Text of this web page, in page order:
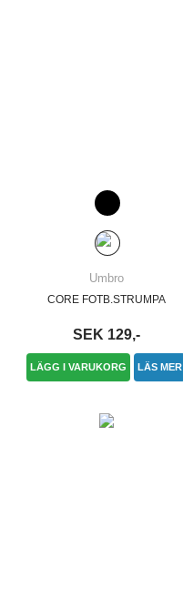
Umbro
CORE FOTB.STRUMPA
SEK 129,-
LÄGG I VARUKORG LÄS MER